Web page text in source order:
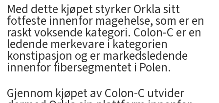
Med dette kjøpet styrker Orkla sitt
fotfeste innenfor magehelse, som er en
raskt voksende kategori. Colon-C er en
ledende merkevare i kategorien
konstipasjon og er markedsledende
innenfor fibersegmentet i Polen.
Gjennom kjøpet av Colon-C utvider